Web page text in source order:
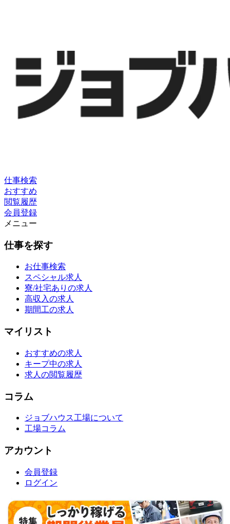
仕事検索
おすすめ
閲覧履歴
会員登録
メニュー
仕事を探す
お仕事検索
スペシャル求人
寮/社宅ありの求人
高収入の求人
期間工の求人
マイリスト
おすすめの求人
キープ中の求人
求人の閲覧履歴
コラム
ジョブハウス工場について
工場コラム
アカウント
会員登録
ログイン